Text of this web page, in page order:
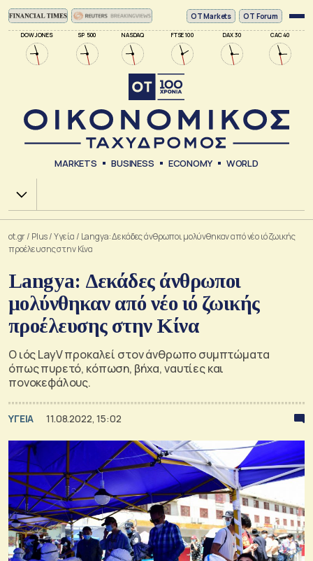
DOW JONES SP 500 NASDAQ FTSE 100 DAX 30 CAC 40
ΟΤ Markets OT Forum
MARKETS BUSINESS ECONOMY WORLD
Χ.Α.
ot.gr/ Plus/Υγεία / Langya: Δεκάδες άνθρωποι μολύνθηκαν από νέο ιό ζωικής
προέλευσης στην Κίνα
Langya: Δεκάδες άνθρωποι
μολύνθηκαν από νέο ιό ζωικής
προέλευσης στην Κίνα
Ο ιός LayV προκαλεί στον άνθρωπο συμπτώματα
όπως πυρετό, κόπωση, βήχα, ναυτίες και
πονοκεφάλους.
ΥΓΕΙΑ 11.08.2022, 15:02